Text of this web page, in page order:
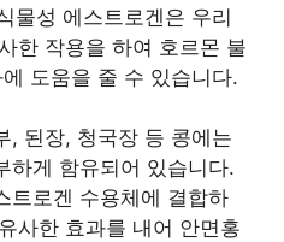
물성 에스트로겐은 우리
한 작용을 하여 호르몬 불
도움을 줄 수 있습니다.
, 된장, 청국장 등 콩에는
하게 함유되어 있습니다.
트로겐 수용체에 결합하
사한 효과를 내어 안면홍